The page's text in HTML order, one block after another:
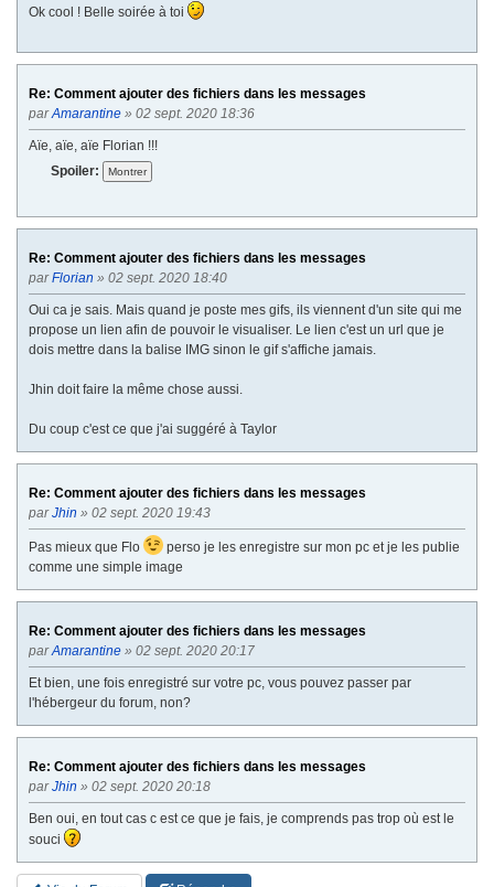
Ok cool ! Belle soirée à toi
Re: Comment ajouter des fichiers dans les messages
parAmarantine » 02 sept. 2020 18:36
Aïe, aïe, aïe Florian !!!
Spoiler:
Re: Comment ajouter des fichiers dans les messages
parFlorian » 02 sept. 2020 18:40
Oui ca je sais. Mais quand je poste mes gifs, ils viennent d'un site qui me
propose un lien afin de pouvoir le visualiser. Le lien c'est un url que je
dois mettre dans la balise IMG sinon le gif s'affiche jamais.
Jhin doit faire la même chose aussi.
Du coup c'est ce que j'ai suggéré à Taylor
Re: Comment ajouter des fichiers dans les messages
parJhin » 02 sept. 2020 19:43
Pas mieux que Flo
perso je les enregistre sur mon pc et je les publie
comme une simple image
Re: Comment ajouter des fichiers dans les messages
parAmarantine » 02 sept. 2020 20:17
Et bien, une fois enregistré sur votre pc, vous pouvez passer par
l'hébergeur du forum, non?
Re: Comment ajouter des fichiers dans les messages
parJhin » 02 sept. 2020 20:18
Ben oui, en tout cas c est ce que je fais, je comprends pas trop où est le
souci